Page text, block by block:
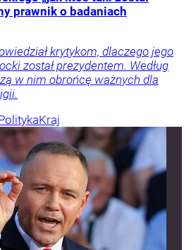
prawnik o badaniach
krytykom, dlaczego jego
został prezydentem. Według
w nim obrońcę ważnych dla
Kraj